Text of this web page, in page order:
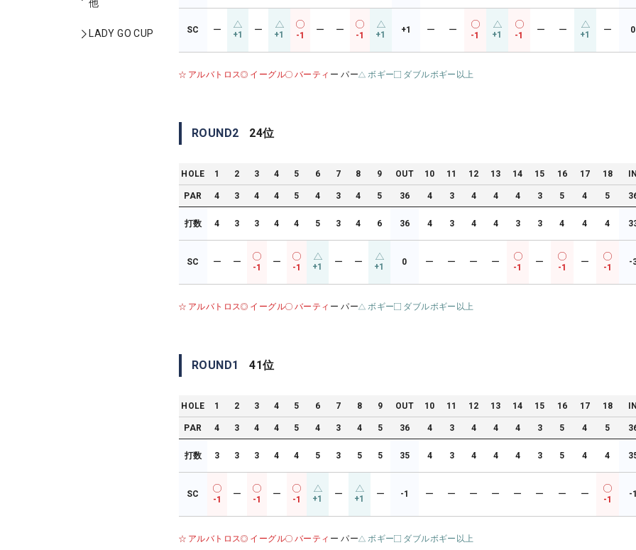
他
LADY GO CUP SC ー +1 ー +1 -1
ー ー
-1 +1 +1 ー ー
-1 +1 -1
ー ー +1 ー 0
アルバトロス イーグル バーティ ー パー ボギー ダブルボギー以上
ROUND2 24位
HOLE 1 2 3 4 5 6 7 8 9 OUT 10 11 12 13 14 15 16 17 18
PAR 4 3 4 4 5 4 3 4 5 36 4 3 4 4 4 3 5 4 5
打数 4 3 3 4 4 5 3 4 6 36 4 3 4 4 3 3 4 4 4
SC ー ー
-1
ー
-1 +1 ー ー +1 0 ー ー ー ー
-1
ー
-1
ー
-1
-
アルバトロス イーグル バーティ ー パー ボギー ダブルボギー以上
ROUND1 41位
HOLE 1 2 3 4 5 6 7 8 9 OUT 10 11 12 13 14 15 16 17 18
PAR 4 3 4 4 5 4 3 4 5 36 4 3 4 4 4 3 5 4 5
打数 3 3 3 4 4 5 3 5 5 35 4 3 4 4 4 3 5 4 4
SC
-1
ー
-1
ー
-1 +1 ー +1 ー -1 ー ー ー ー ー ー ー ー
-1
-
アルバトロス イーグル バーティ ー パー ボギー ダブルボギー以上